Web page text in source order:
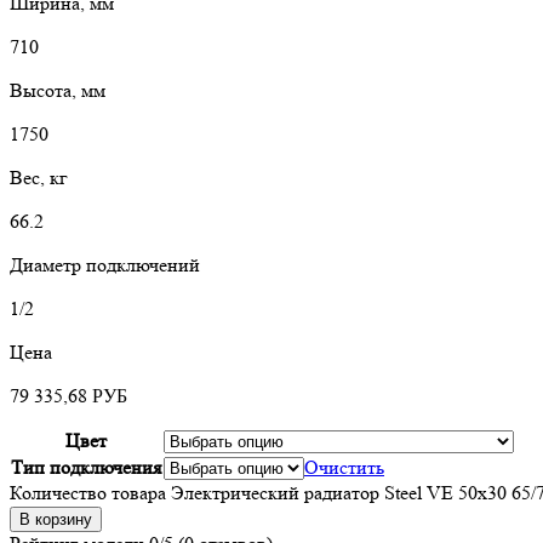
710
Высота, мм
1750
Вес, кг
66.2
Диаметр подключений
1/2
Цена
79 335,68 РУБ
Цвет
Тип подключения
Очистить
Количество товара Электрический радиатор Steel VE 50х30 65/
В корзину